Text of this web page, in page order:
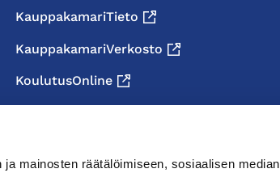
mainosten räätälöimiseen, sosiaalisen median
KauppakamariTieto
KauppakamariVerkosto
KoulutusOnline